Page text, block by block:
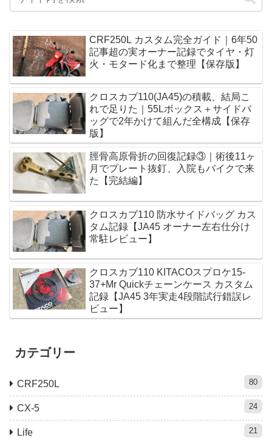
CRF250L カスタム完全ガイド｜6年50
記事超の実オーナー記録でタイヤ・灯
火・モタード化まで整理【保存版】
クロスカブ110(JA45)の積載、結局こ
れで足りた｜55Lボックス＋サイドバ
ッグで2年かけて組んだ全構成【保存
版】
脛骨高原骨折の回復記録③｜術後11ヶ
月でプレート抜釘、入院もバイクで来
た【完結編】
クロスカブ110 防水サイドバッグ カス
タム記録【JA45 オーナー左右仕分け
常駐レビュー】
クロスカブ110 KITACOスプロケ15-
37+Mr Quickチェーンケース カスタム
記録【JA45 3年実走4段階試行錯誤レ
ビュー】
カテゴリー
CRF250L 80
CX-5 24
Life 21